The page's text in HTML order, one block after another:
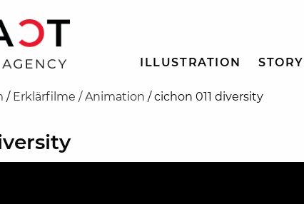
ILLUSTRATION
/ Erklärfilme / Animation /cichon 011 diversity